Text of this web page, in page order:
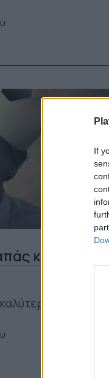
If
κι εσύ τα
κορίτσια